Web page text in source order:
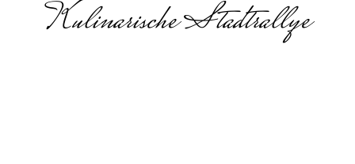
Kulinarische Stadtrallye